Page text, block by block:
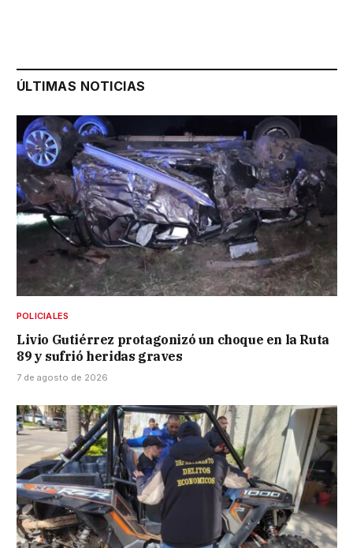
ÚLTIMAS NOTICIAS
POLICIALES
Livio Gutiérrez protagonizó un choque en la Ruta
89 y sufrió heridas graves
7 de agosto de 2026